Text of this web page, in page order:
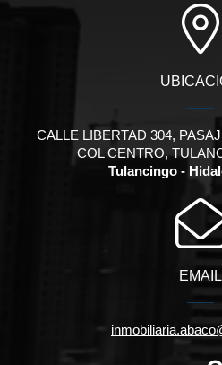
CALLE LIBERTAD 304,
COL CENTRO,
Tulancingo -
EMAIL